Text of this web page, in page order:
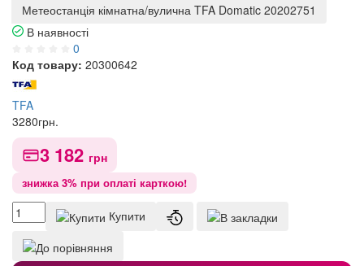
Метеостанція кімнатна/вулична TFA Domatic 20202751
В наявності
0
Код товару: 20300642
TFA
3280грн.
3 182 грн
знижка 3% при оплаті карткою!
Купити